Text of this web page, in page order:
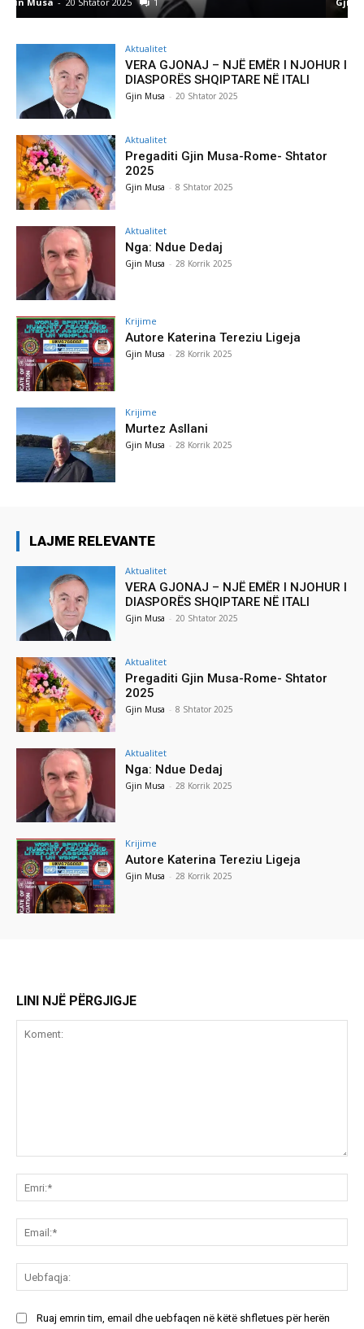
Aktualitet
VERA GJONAJ – NJË EMËR I NJOHUR I
DIASPORËS SHQIPTARE NË ITALI
Gjin Musa - 20 Shtator 2025
Aktualitet
Pregaditi Gjin Musa-Rome- Shtator
2025
Gjin Musa - 8 Shtator 2025
Aktualitet
Nga: Ndue Dedaj
Gjin Musa - 28 Korrik 2025
Krijime
Autore Katerina Tereziu Ligeja
Gjin Musa - 28 Korrik 2025
Krijime
Murtez Asllani
Gjin Musa - 28 Korrik 2025
LAJME RELEVANTE
Aktualitet
VERA GJONAJ – NJË EMËR I NJOHUR I
DIASPORËS SHQIPTARE NË ITALI
Gjin Musa - 20 Shtator 2025
Aktualitet
Pregaditi Gjin Musa-Rome- Shtator
2025
Gjin Musa - 8 Shtator 2025
Aktualitet
Nga: Ndue Dedaj
Gjin Musa - 28 Korrik 2025
Krijime
Autore Katerina Tereziu Ligeja
Gjin Musa - 28 Korrik 2025
LINI NJË PËRGJIGJE
Ruaj emrin tim, email dhe uebfaqen në këtë shfletues për herën